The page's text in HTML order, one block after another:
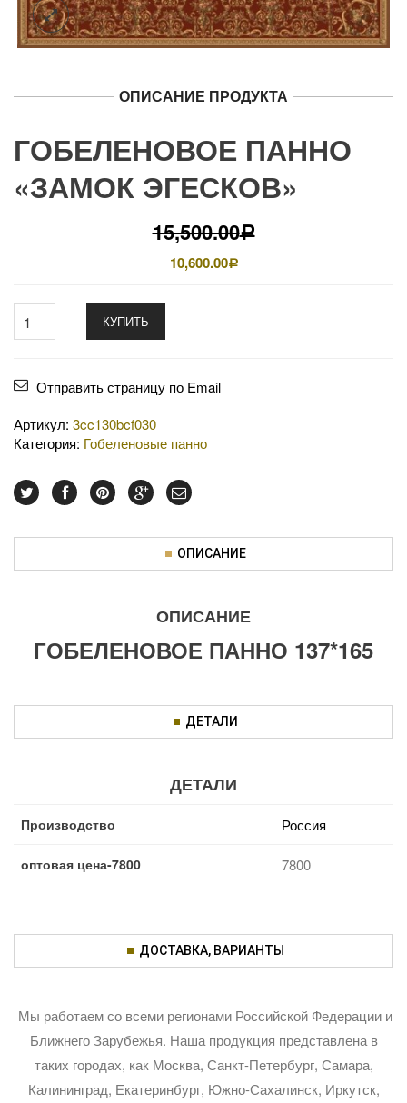
ОПИСАНИЕ ПРОДУКТА
ГОБЕЛЕНОВОЕ ПАННО
«ЗАМОК ЭГЕСКОВ»
15,500.00Р
10,600.00Р
КУПИТЬ
Отправить страницу по Email
Артикул: 3cc130bcf030
Категория: Гобеленовые панно
ОПИСАНИЕ
ОПИСАНИЕ
ГОБЕЛЕНОВОЕ ПАННО 137*165
ДЕТАЛИ
ДЕТАЛИ
Производство Россия
оптовая цена-7800 7800
ДОСТАВКА, ВАРИАНТЫ
Мы работаем со всеми регионами Российской Федерации и
Ближнего Зарубежья. Наша продукция представлена в
таких городах, как Москва, Санкт-Петербург, Самара,
Калининград, Екатеринбург, Южно-Сахалинск, Иркутск,